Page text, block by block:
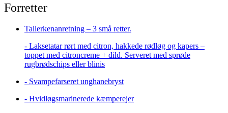
Forretter
Tallerkenanretning – 3 små retter.
- Laksetatar rørt med citron, hakkede rødløg og kapers –
toppet med citroncreme + dild. Serveret med sprøde
rugbrødschips eller blinis
- Svampefarseret unghanebryst
- Hvidløgsmarinerede kæmperejer